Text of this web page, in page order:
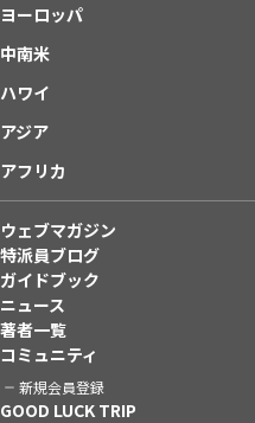
ヨーロッパ
中南米
ハワイ
アジア
アフリカ
ウェブマガジン
特派員ブログ
ガイドブック
ニュース
著者一覧
コミュニティ
新規会員登録
GOOD LUCK TRIP